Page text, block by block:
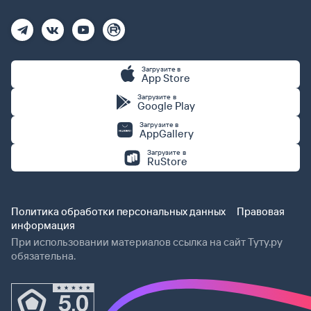
Загрузите в
App Store
Загрузите в
Google Play
Загрузите в
AppGallery
Загрузите в
RuStore
Политика обработки персональных данных
Правовая
информация
При использовании материалов ссылка на сайт Туту.ру
обязательна.